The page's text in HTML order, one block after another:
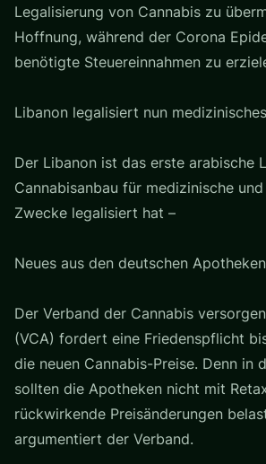
Legalisierung von Cannabis zu
Hoffnung, während der Corona
benötigte Steuereinnahmen zu
Libanon legalisiert nun
Der Libanon ist das erste arabische
Cannabisanbau für medizinische
Zwecke legalisiert hat –
Neues aus den deutschen Apotheken
Der Verband der Cannabis
(VCA) fordert eine Friedenspflicht
die neuen Cannabis-Preise. Denn in
sollten die Apotheken nicht mit
rückwirkende Preisänderungen
argumentiert der Verband.